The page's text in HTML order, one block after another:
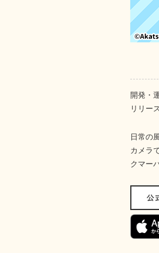
開発・
リリー
日常の
カメラ
クマー